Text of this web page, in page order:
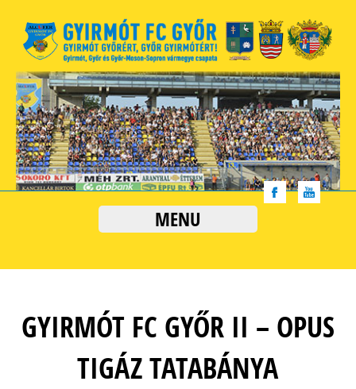
MENU
GYIRMÓT FC GYŐR II – OPUS
TIGÁZ TATABÁNYA